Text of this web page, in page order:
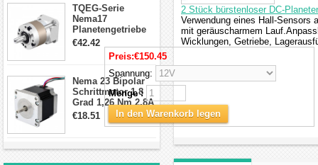
TQEG-Serie
Nema17
Planetengetriebe
10:1 Spiel 15Arc-
min für Nema 17
Getriebe
Schrittmotor
€42.42
Nema 23 Bipolar
Schrittmotor 1,8
Grad 1,26 Nm 2,8A
2,5V 4 Drähte
23hs22-2804s
€18.51
2 Stück bürstenloser DC-
Verwendung eines Hall-Sensors
mit geräuscharmem
Wicklungen, Getriebe,
Preis:€150.45
Spannung:
Menge :
In den Warenkorb legen